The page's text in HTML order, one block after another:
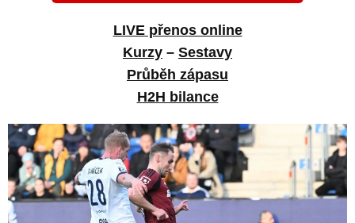
LIVE přenos online
Kurzy – Sestavy
Průběh zápasu
H2H bilance